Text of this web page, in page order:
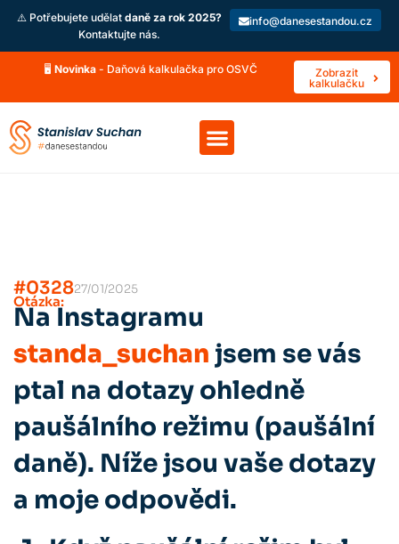
⚠️ Potřebujete udělat daně za rok 2025?
Kontaktujte nás.
info@danesestandou.cz
🖥️Novinka - Daňová kalkulačka pro OSVČ
Zobrazit
kalkulačku
#032827/01/2025
Otázka:
Na Instagramu
standa_suchan jsem se vás
ptal na dotazy ohledně
paušálního režimu (paušální
daně). Níže jsou vaše dotazy
a moje odpovědi.